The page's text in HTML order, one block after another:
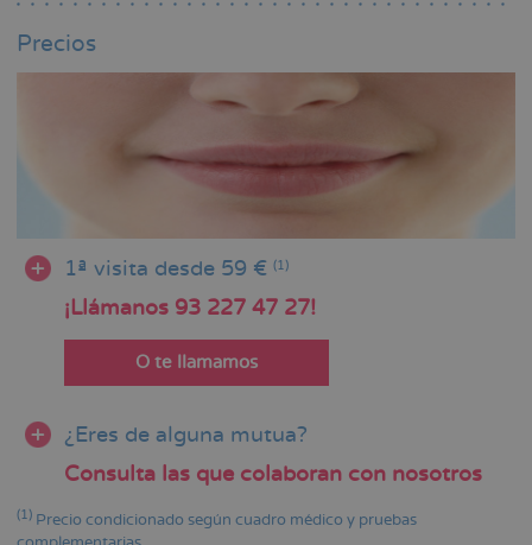
Precios
1ª visita desde 59 € (1)
¡Llámanos 93 227 47 27!
O te llamamos
¿Eres de alguna mutua?
Consulta las que colaboran con nosotros
(1) Precio condicionado según cuadro médico y pruebas